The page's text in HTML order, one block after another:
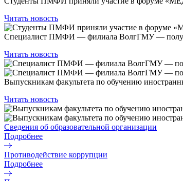
Читать новость
Специалист ПМФИ — филиала ВолгГМУ —
Читать новость
Выпускникам факультета по обучению
Читать новость
Сведения об образовательной организации
Подробнее
Противодействие коррупции
Подробнее